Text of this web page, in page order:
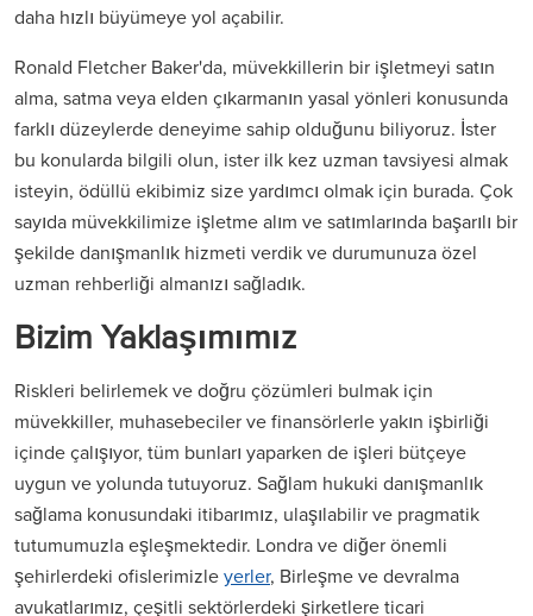
daha hızlı büyümeye yol açabilir.
Ronald Fletcher Baker'da, müvekkillerin bir işletmeyi satın
alma, satma veya elden çıkarmanın yasal yönleri konusunda
farklı düzeylerde deneyime sahip olduğunu biliyoruz. İster
bu konularda bilgili olun, ister ilk kez uzman tavsiyesi almak
isteyin, ödüllü ekibimiz size yardımcı olmak için burada. Çok
sayıda müvekkilimize işletme alım ve satımlarında başarılı bir
şekilde danışmanlık hizmeti verdik ve durumunuza özel
uzman rehberliği almanızı sağladık.
Bizim Yaklaşımımız
Riskleri belirlemek ve doğru çözümleri bulmak için
müvekkiller, muhasebeciler ve finansörlerle yakın işbirliği
içinde çalışıyor, tüm bunları yaparken de işleri bütçeye
uygun ve yolunda tutuyoruz. Sağlam hukuki danışmanlık
sağlama konusundaki itibarımız, ulaşılabilir ve pragmatik
tutumumuzla eşleşmektedir. Londra ve diğer önemli
şehirlerdeki ofislerimizleyerler, Birleşme ve devralma
avukatlarımız, çeşitli sektörlerdeki şirketlere ticari